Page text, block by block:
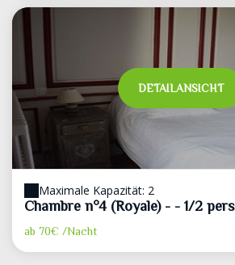
DETAILANSICHT
Maximale Kapazität: 2
Chambre n°4 (Royale) - - 1/2 pers
ab 70€ /Nacht